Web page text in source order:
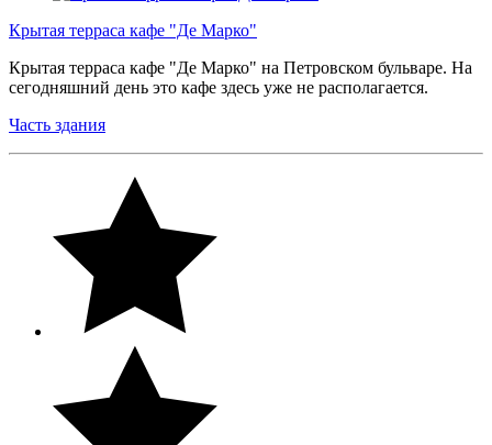
Крытая терраса кафе "Де Марко"
Крытая терраса кафе "Де Марко" на Петровском бульваре. На
сегодняшний день это кафе здесь уже не располагается.
Часть здания